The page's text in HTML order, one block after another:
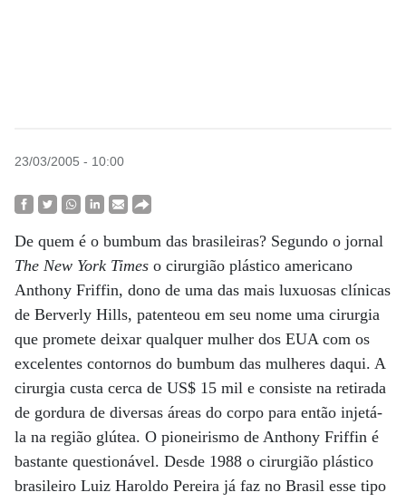
23/03/2005 - 10:00
De quem é o bumbum das brasileiras? Segundo o jornal
The New York Times o cirurgião plástico americano
Anthony Friffin, dono de uma das mais luxuosas clínicas
de Berverly Hills, patenteou em seu nome uma cirurgia
que promete deixar qualquer mulher dos EUA com os
excelentes contornos do bumbum das mulheres daqui. A
cirurgia custa cerca de US$ 15 mil e consiste na retirada
de gordura de diversas áreas do corpo para então injetá-
la na região glútea. O pioneirismo de Anthony Friffin é
bastante questionável. Desde 1988 o cirurgião plástico
brasileiro Luiz Haroldo Pereira já faz no Brasil esse tipo